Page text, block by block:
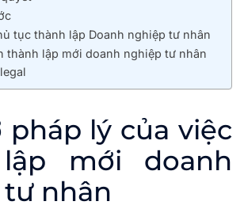
tục thành lập Doanh nghiệp tư nhân
thành lập mới doanh nghiệp tư nhân
pháp lý của việc
mới doanh
nhân